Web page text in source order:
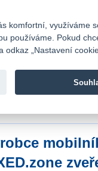
Fio banka
komfortní, využíváme
používáme. Pokud
odkaz „Nastavení